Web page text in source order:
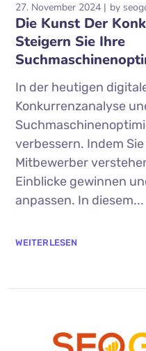
27. November 2024 by
Die Kunst Der
Steigern Sie Ihre
In der heutigen
Konkurrenzanalyse
verbessern. Indem
Mitbewerber
Einblicke gewinnen
anpassen. In diesem...
WEITERLESEN